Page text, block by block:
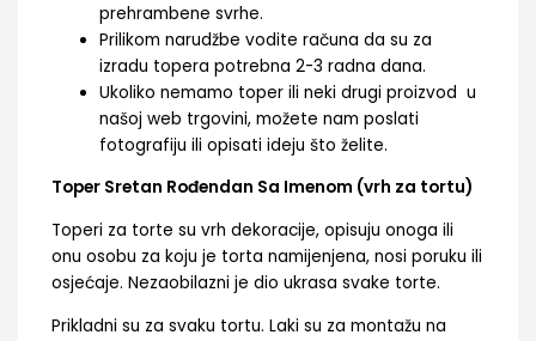
prehrambene svrhe.
Prilikom narudžbe vodite računa da su za
izradu topera potrebna 2-3 radna dana.
Ukoliko nemamo toper ili neki drugi proizvod u
našoj web trgovini, možete nam poslati
fotografiju ili opisati ideju što želite.
Toper Sretan Rođendan Sa Imenom (vrh za tortu)
Toperi za torte su vrh dekoracije, opisuju onoga ili
onu osobu za koju je torta namijenjena, nosi poruku ili
osjećaje. Nezaobilazni je dio ukrasa svake torte.
Prikladni su za svaku tortu. Laki su za montažu na